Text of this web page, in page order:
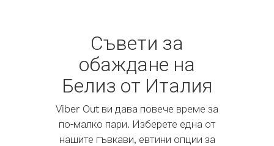
Съвети за
обаждане на
Белиз от Италия
Viber Out ви дава повече време за
по-малко пари. Изберете една от
нашите гъвкави, евтини опции за